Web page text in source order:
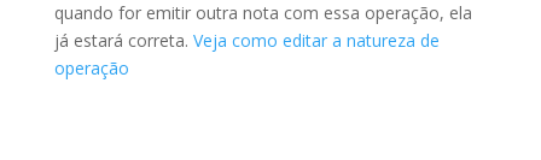
quando for emitir outra nota com essa operação, ela
já estará correta. Veja como editar a natureza de
operação